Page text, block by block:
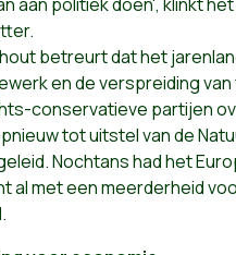
betreurt dat het
en de verspreiding van
conservatieve partijen
tot uitstel van de
Nochtans had het
al met een meerderheid